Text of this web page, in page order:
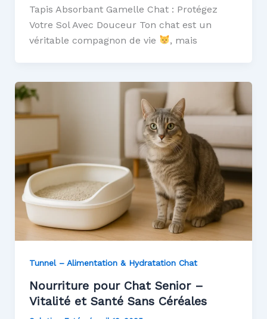
Tapis Absorbant Gamelle Chat : Protégez
Votre Sol Avec Douceur Ton chat est un
véritable compagnon de vie
, mais
Tunnel – Alimentation & Hydratation Chat
Nourriture pour Chat Senior –
Vitalité et Santé Sans Céréales